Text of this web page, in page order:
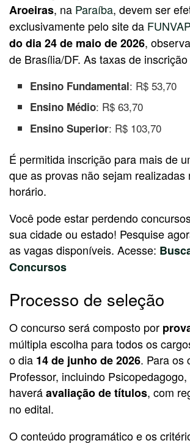
Aroeiras, na Paraíba, devem ser
exclusivamente pelo site da
do dia 24 de maio de 2026,
de Brasília/DF. As taxas de
Ensino Fundamental: R$ 53,70
Ensino Médio: R$ 63,70
Ensino Superior: R$ 103,70
É permitida inscrição para mais de
que as provas não sejam realizadas
horário.
Você pode estar perdendo
sua cidade ou estado! Pesquise
as vagas disponíveis. Acesse:
Concursos
Processo de seleção
O concurso será composto por
múltipla escolha para todos os
o dia 14 de junho de 2026. Para os
Professor, incluindo
haveráavaliação de títulos, com
no edital.
O conteúdo programático e os